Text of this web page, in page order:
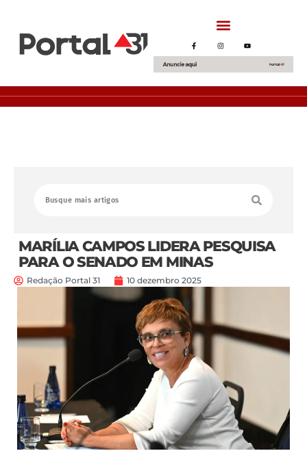
MARÍLIA CAMPOS LIDERA PESQUISA
PARA O SENADO EM MINAS
Redação Portal 31 10 dezembro 2025